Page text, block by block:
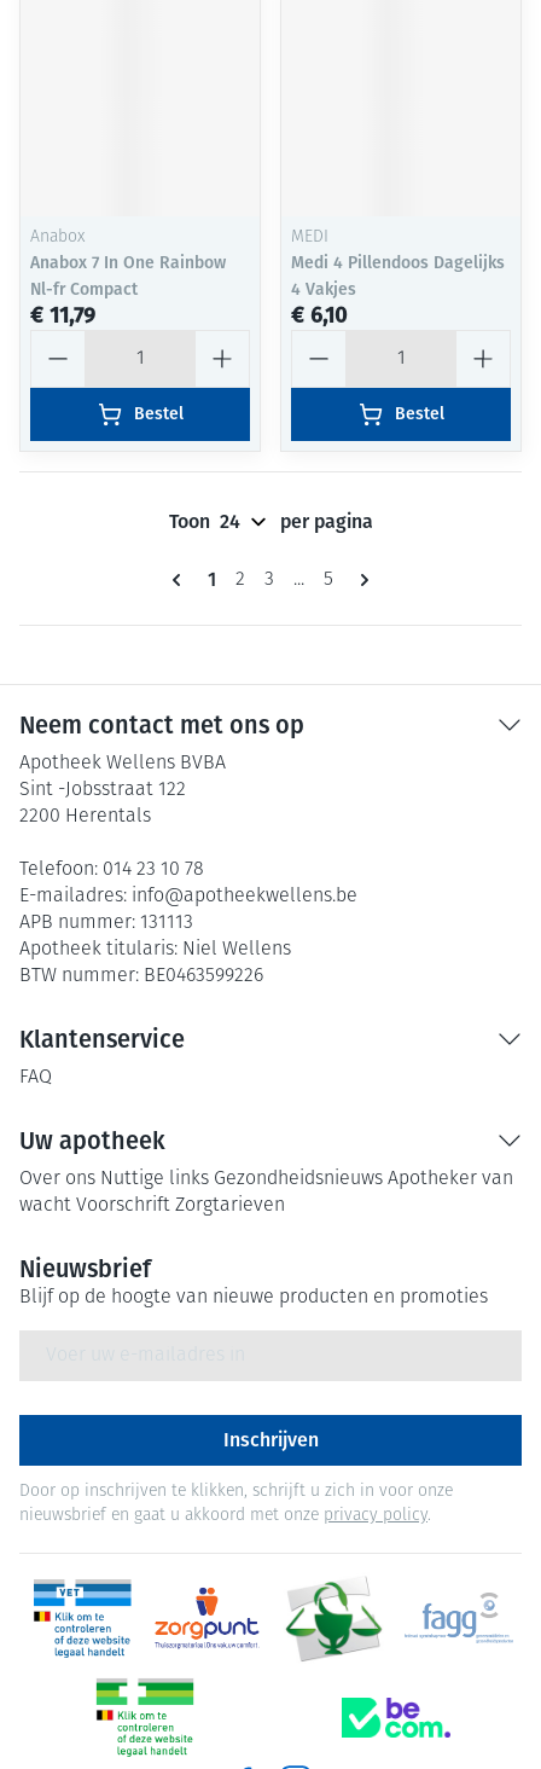
Anabox
Anabox 7 In One Rainbow
Nl-fr Compact
€ 11,79
Bestel
MEDI
Medi 4 Pillendoos Dagelijks
4 Vakjes
€ 6,10
Bestel
Pagina's
U lees momenteel pagina
1 Pagina
2 Pagina
3 ... Pagina
5
Toon per pagina
Neem contact met ons op
Apotheek Wellens BVBA
Sint -Jobsstraat 122
2200 Herentals
Telefoon: 014 23 10 78
E-mailadres: info@apotheekwellens.be
APB nummer: 131113
Apotheek titularis: Niel Wellens
BTW nummer: BE0463599226
Klantenservice
FAQ
Uw apotheek
Over ons Nuttige links Gezondheidsnieuws Apotheker van
wacht Voorschrift Zorgtarieven
Nieuwsbrief
Blijf op de hoogte van nieuwe producten en promoties
Inschrijven
Door op inschrijven te klikken, schrijft u zich in voor onze
nieuwsbrief en gaat u akkoord met onze privacy policy.